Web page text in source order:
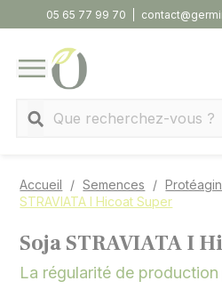
05 65 77 99 70
MENU
Accueil Semences
STRAVIATA I Hicoat Super
Soja STRAVIATA I
La régularité de production
Panneau de gestion des cookies